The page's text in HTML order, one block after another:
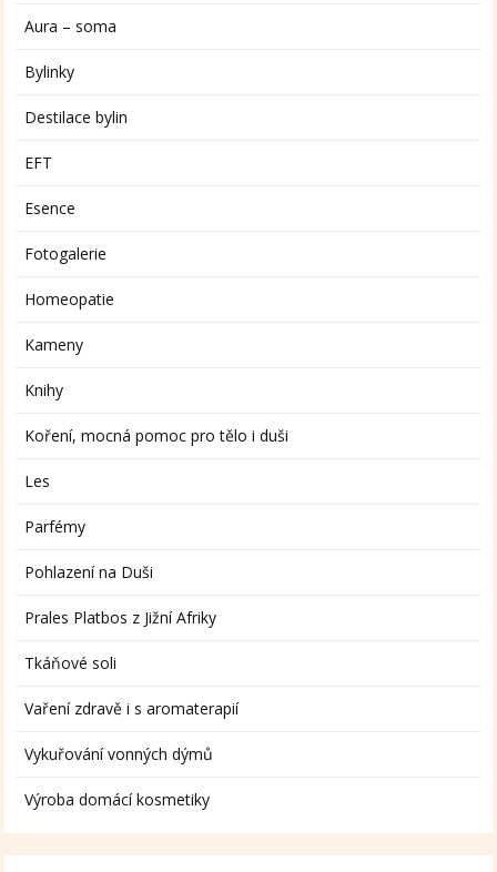
Aura – soma
Bylinky
Destilace bylin
EFT
Esence
Fotogalerie
Homeopatie
Kameny
Knihy
Koření, mocná pomoc pro tělo i duši
Les
Parfémy
Pohlazení na Duši
Prales Platbos z Jižní Afriky
Tkáňové soli
Vaření zdravě i s aromaterapií
Vykuřování vonných dýmů
Výroba domácí kosmetiky